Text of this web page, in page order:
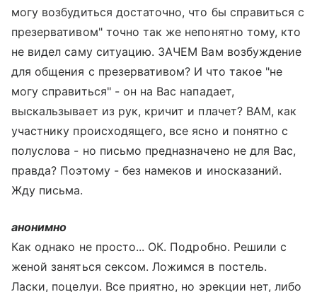
могу возбудиться достаточно, что бы справиться с
презервативом" точно так же непонятно тому, кто
не видел саму ситуацию. ЗАЧЕМ Вам возбуждение
для общения с презервативом? И что такое "не
могу справиться" - он на Вас нападает,
выскальзывает из рук, кричит и плачет? ВАМ, как
участнику происходящего, все ясно и понятно с
полуслова - но письмо предназначено не для Вас,
правда? Поэтому - без намеков и иносказаний.
Жду письма.
анонимно
Как однако не просто... ОК. Подробно. Решили с
женой заняться сексом. Ложимся в постель.
Ласки, поцелуи. Все приятно, но эрекции нет, либо